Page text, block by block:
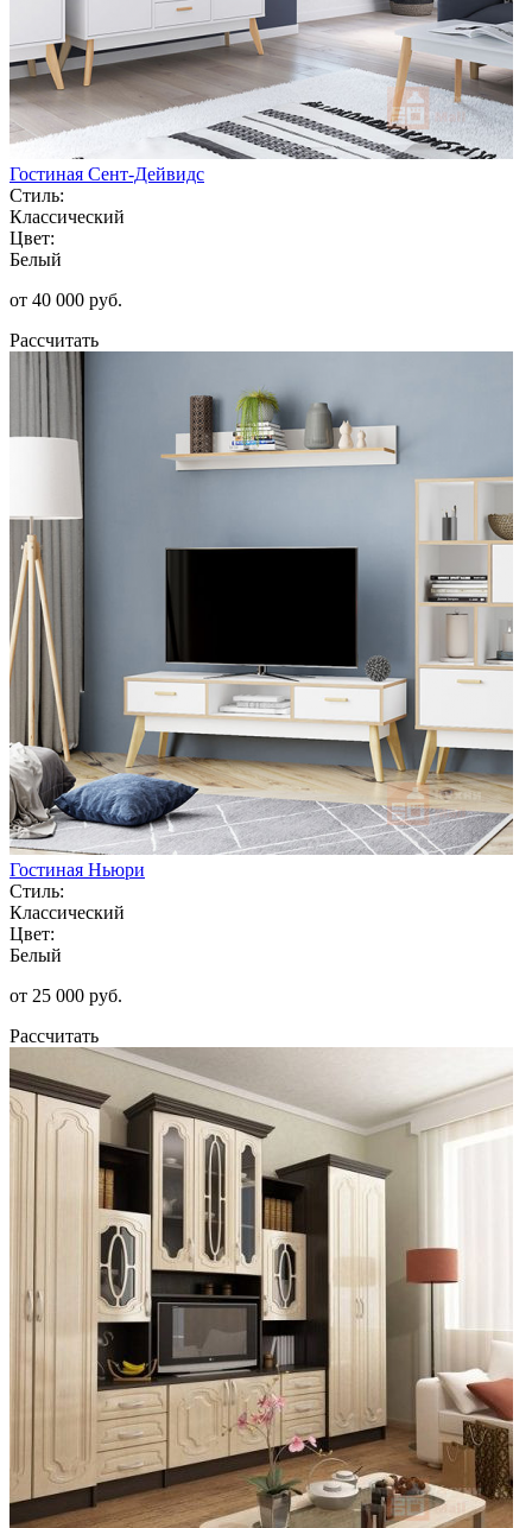
Гостиная Сент-Дейвидс
Стиль:
Классический
Цвет:
Белый
от 40 000 руб.
Рассчитать
Гостиная Ньюри
Стиль:
Классический
Цвет:
Белый
от 25 000 руб.
Рассчитать